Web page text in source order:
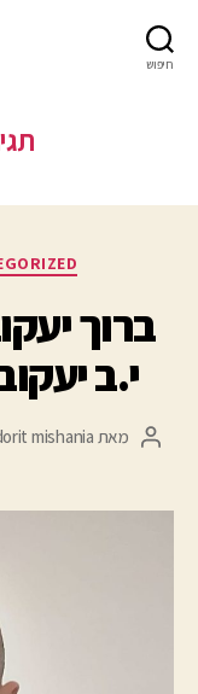
חיפוש
ברוך
י.ב
מאת mishania